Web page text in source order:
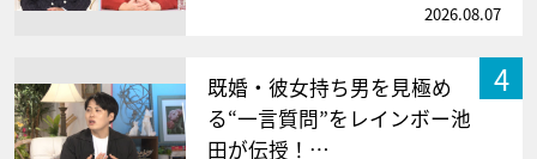
2026.08.07
4
既婚・彼女持ち男を見極め
る“一言質問”をレインボー池
田が伝授！…